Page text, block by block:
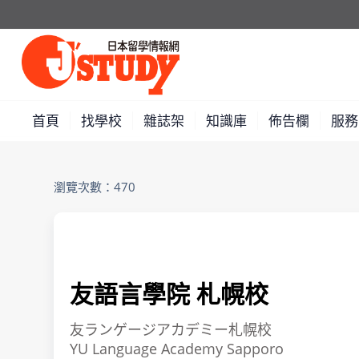
首頁 找學校 雜誌架 知識庫 佈告欄 服
瀏覽次數：470
友語言學院 札幌校
友ランゲージアカデミー札幌校
YU Language Academy Sapporo